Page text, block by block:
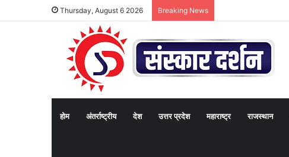
Thursday, August 6 2026 Breaking News
होम अंतर्राष्ट्रीय देश उत्तर प्रदेश महाराष्ट्र राजस्थान